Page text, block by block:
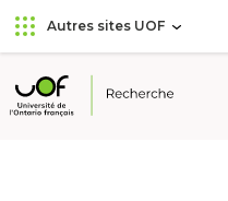
Aller
au
principal
Passer
au
Autres sites UOF
Université